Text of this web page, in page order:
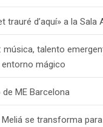
trauré d’aquí» a la Sala
música, talento
entorno mágico
ME Barcelona
Meliá se transforma